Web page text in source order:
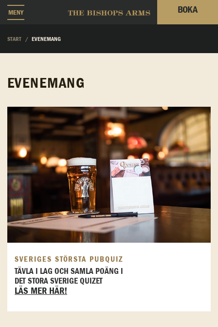
MENY BOKA
START EVENEMANG
EVENEMANG
SVERIGES STÖRSTA PUBQUIZ
TÄVLA I LAG OCH SAMLA POÄNG I
DET STORA SVERIGE QUIZET
LÄS MER HÄR!